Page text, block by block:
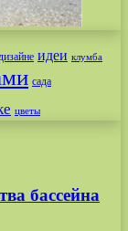
идеи клумба
сада
цветы
бассейна